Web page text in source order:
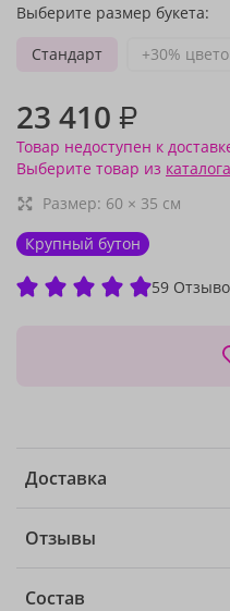
Выберите размер букета:
Стандарт
+30%
23 410 ₽
Товар недоступен к
Выберите товар из каталога
Размер: 60 × 35 см
Крупный бутон
59
Доставка
Отзывы
Состав